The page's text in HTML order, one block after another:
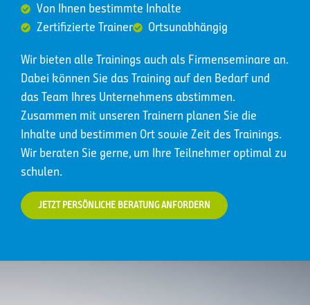
Von Ihnen bestimmte Inhalte
Zertifizierte Trainer
Ortsunabhängig
Wir bieten alle Trainings auch als Firmenseminare an.
Dabei können Sie das Training auf den Bedarf und
das Team Ihres Unternehmens abstimmen.
Zusammen mit unseren Trainern planen Sie die
Inhalte und bestimmen Ort sowie Zeit des Trainings.
Wir beraten Sie gerne, um Ihre Teilnehmer optimal zu
schulen.
JETZT PERSÖNLICHE BERATUNG ANFORDERN